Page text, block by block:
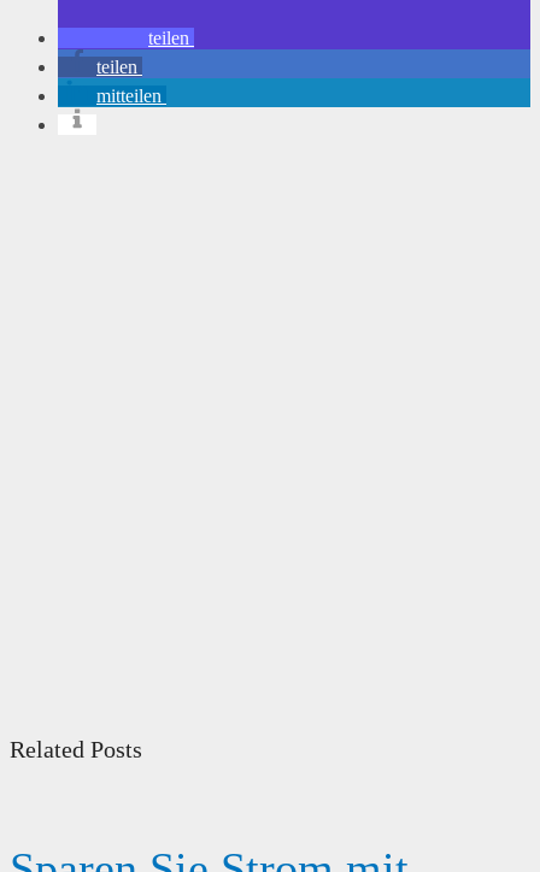
teilen
teilen
mitteilen
Related Posts